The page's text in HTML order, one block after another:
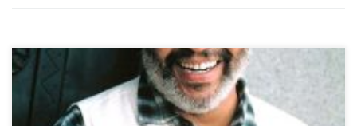
Como bien sabéis, hace unos días hacíamos un balance a los